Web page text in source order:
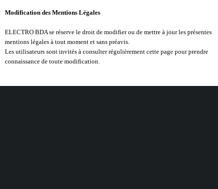
Modification des Mentions Légales
ELECTRO BDA se réserve le droit de modifier ou de mettre à jour les présentes
mentions légales à tout moment et sans préavis.
Les utilisateurs sont invités à consulter régulièrement cette page pour prendre
connaissance de toute modification.